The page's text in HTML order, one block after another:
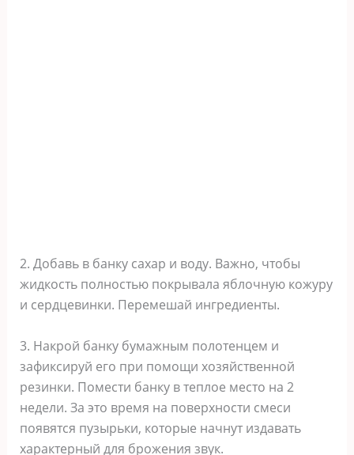
2. Добавь в банку сахар и воду. Важно, чтобы
жидкость полностью покрывала яблочную кожуру
и сердцевинки. Перемешай ингредиенты.
3. Накрой банку бумажным полотенцем и
зафиксируй его при помощи хозяйственной
резинки. Помести банку в теплое место на 2
недели. За это время на поверхности смеси
появятся пузырьки, которые начнут издавать
характерный для брожения звук.